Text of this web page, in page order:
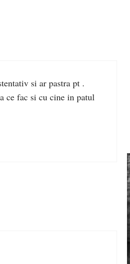
si ar pastra pt .
ce fac si cu cine in patul